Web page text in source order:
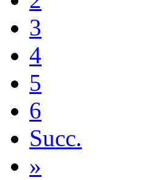
3
4
5
6
Succ.
»